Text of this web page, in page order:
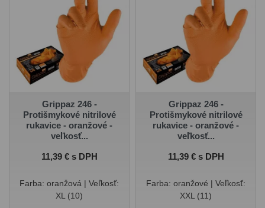
Grippaz 246 -
Protišmykové nitrilové
rukavice - oranžové -
veľkosť...
Cena
11,39 € s DPH
Farba: oranžová | Veľkosť:
XL (10)
Grippaz 246 -
Protišmykové nitrilové
rukavice - oranžové -
veľkosť...
Cena
11,39 € s DPH
Farba: oranžové | Veľkosť:
XXL (11)